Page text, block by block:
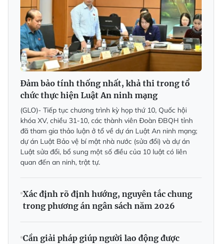
Đảm bảo tính thống nhất, khả thi trong tổ
chức thực hiện Luật An ninh mạng
(GLO)- Tiếp tục chương trình kỳ họp thứ 10, Quốc hội
khóa XV, chiều 31-10, các thành viên Đoàn ĐBQH tỉnh
đã tham gia thảo luận ở tổ về dự án Luật An ninh mạng;
dự án Luật Bảo vệ bí mật nhà nước (sửa đổi) và dự án
Luật sửa đổi, bổ sung một số điều của 10 luật có liên
quan đến an ninh, trật tự.
Xác định rõ định hướng, nguyên tắc chung
trong phương án ngân sách năm 2026
Cần giải pháp giúp người lao động được